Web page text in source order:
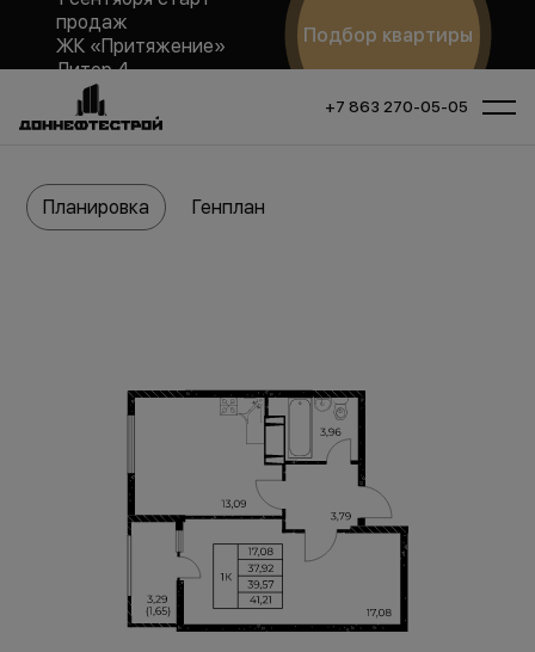
продаж
ЖК «Притяжение»
Литер 4
Подбор квартиры
+7 863 270-05-05
Планировка Генплан